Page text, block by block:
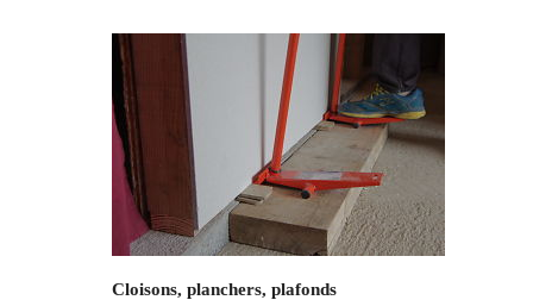
Cloisons, planchers, plafonds